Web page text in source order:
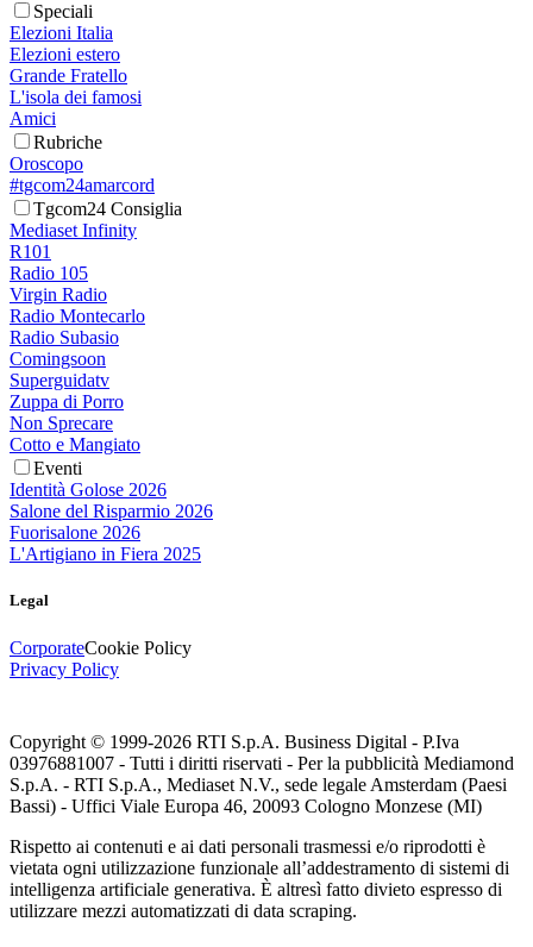
Speciali
Elezioni Italia
Elezioni estero
Grande Fratello
L'isola dei famosi
Amici
Rubriche
Oroscopo
#tgcom24amarcord
Tgcom24 Consiglia
Mediaset Infinity
R101
Radio 105
Virgin Radio
Radio Montecarlo
Radio Subasio
Comingsoon
Superguidatv
Zuppa di Porro
Non Sprecare
Cotto e Mangiato
Eventi
Identità Golose 2026
Salone del Risparmio 2026
Fuorisalone 2026
L'Artigiano in Fiera 2025
Legal
CorporateCookie Policy
Privacy Policy
Copyright © 1999-2026 RTI S.p.A. Business Digital - P.Iva
03976881007 - Tutti i diritti riservati - Per la pubblicità Mediamond
S.p.A. - RTI S.p.A., Mediaset N.V., sede legale Amsterdam (Paesi
Bassi) - Uffici Viale Europa 46, 20093 Cologno Monzese (MI)
Rispetto ai contenuti e ai dati personali trasmessi e/o riprodotti è
vietata ogni utilizzazione funzionale all’addestramento di sistemi di
intelligenza artificiale generativa. È altresì fatto divieto espresso di
utilizzare mezzi automatizzati di data scraping.